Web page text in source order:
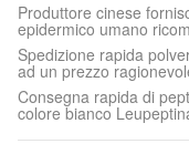
Produttore cinese
epidermico umano
Spedizione rapida
ad un prezzo
Consegna rapida di
colore bianco